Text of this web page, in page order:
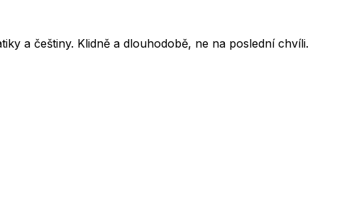
a češtiny. Klidně a dlouhodobě, ne na poslední chvíli.